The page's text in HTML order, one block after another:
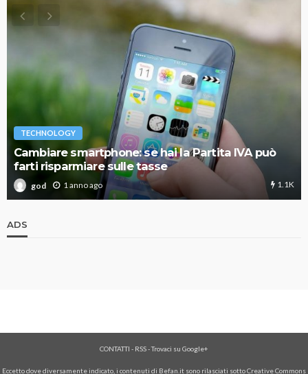
TECHNOLOGY
Cambiare smartphone: se hai la Partita IVA può
farti risparmiare sulle tasse
god 1 anno ago 1.1K
ADS
CONTATTI - RSS-Trovaci su Google+
Eccetto dove diversamente indicato, i contenuti di Befan.it sono rilasciati sotto Creative Commons